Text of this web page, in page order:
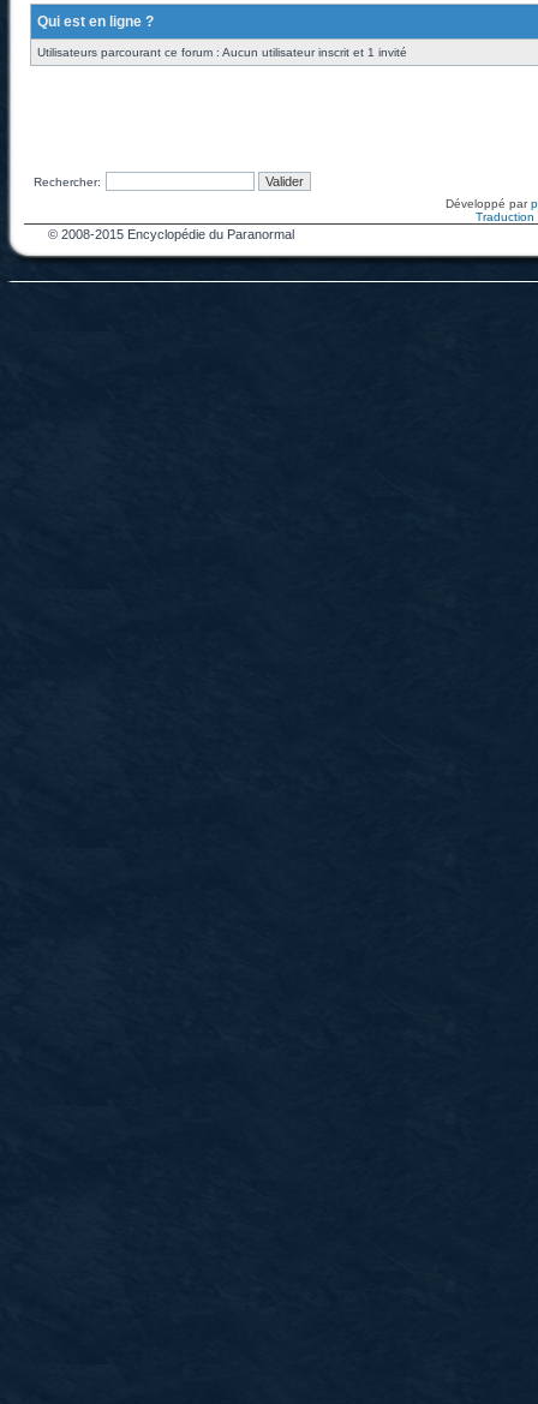
Qui est en ligne ?
Utilisateurs parcourant ce forum : Aucun utilisateur inscrit et 1 invité
Rechercher:
Développé par
Traduction
© 2008-2015 Encyclopédie du Paranormal